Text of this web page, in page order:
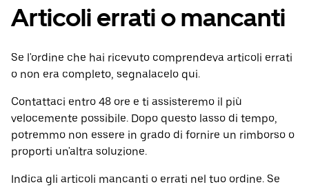
Articoli errati o mancanti
Se l'ordine che hai ricevuto comprendeva articoli errati
o non era completo, segnalacelo qui.
Contattaci entro 48 ore e ti assisteremo il più
velocemente possibile. Dopo questo lasso di tempo,
potremmo non essere in grado di fornire un rimborso o
proporti un'altra soluzione.
Indica gli articoli mancanti o errati nel tuo ordine. Se